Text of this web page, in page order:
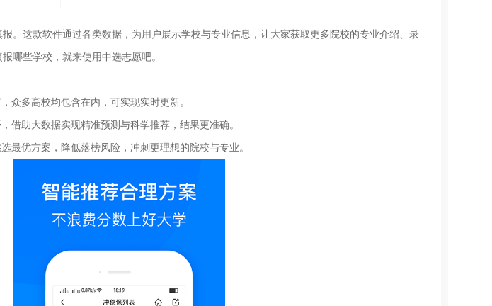
。这款软件通过各类数据，为用户展示学校与专业信息，让大家获取更多院校的专业介绍、录
哪些学校，就来使用中选志愿吧。
众多高校均包含在内，可实现实时更新。
借助大数据实现精准预测与科学推荐，结果更准确。
最优方案，降低落榜风险，冲刺更理想的院校与专业。